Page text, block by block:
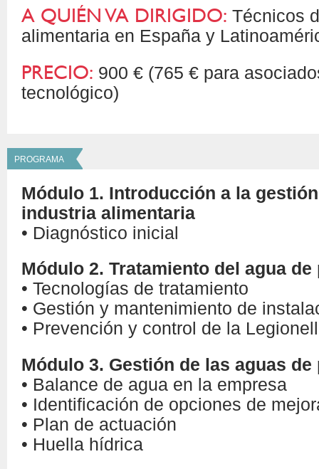
A QUIÉN VA DIRIGIDO: Técnicos
alimentaria en España y
PRECIO: 900 € (765 € para
tecnológico)
PROGRAMA
Módulo 1. Introducción a la
industria alimentaria
• Diagnóstico inicial
Módulo 2. Tratamiento del agua de
• Tecnologías de tratamiento
• Gestión y mantenimiento de
• Prevención y control de la
Módulo 3. Gestión de las aguas de
• Balance de agua en la empresa
• Identificación de opciones de
• Plan de actuación
• Huella hídrica